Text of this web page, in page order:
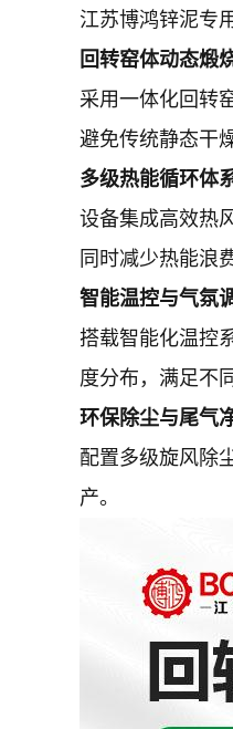
江苏博鸿锌泥专
回转窑体动态煅
采用一体化回转
避免传统静态干
多级热能循环体
设备集成高效热
同时减少热能浪
智能温控与气氛
搭载智能化温控
度分布，满足不
环保除尘与尾气
配置多级旋风除
产。